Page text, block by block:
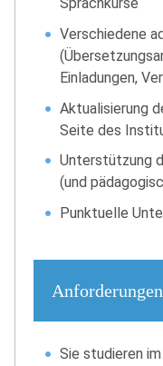
Sprachkurse
Verschiedene
Einladungen,
Aktualisierung
Seite des
Unterstützung
(und
Punktuelle
Anforderungen
Sie studieren